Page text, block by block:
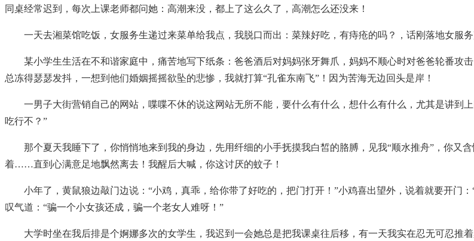
同桌经常迟到，每次上课老师都问她：高潮来没，都上了这么久了，高潮怎么还没来！
一天去湘菜馆吃饭，女服务生递过来菜单给我点，我脱口而出：菜辣好吃，有痔疮的吗？，话刚落地女服
某小学生生活在不和谐家庭中，痛苦地写下纸条：爸爸酒后对妈妈张牙舞爪，妈妈不顺心时对爸爸轮番攻
总冻得瑟瑟发抖，一想到他们婚姻摇摇欲坠的悲惨，我就打算“孔雀东南飞”！因为苦海无边回头是岸！
一男子大街营销自己的网站，喋喋不休的说这网站无所不能，要什么有什么，想什么有什么，尤其是讲到
吃行不？”
那个夏天我睡下了，你悄悄地来到我的身边，先用纤细的小手抚摸我白皙的胳膊，见我“顺水推舟”，你又
着……直到心满意足地飘然离去！我醒后大喊，你这讨厌的蚊子！
小年了，黄鼠狼边敲门边说：“小鸡，真乖，给你带了好吃的，把门打开！”小鸡喜出望外，说着就要开门
叹气道：“骗一个小女孩还成，骗一个老女人难呀！”
大学时坐在我后排是个婀娜多次的女学生，我迟到一会她总是把我课桌往后移，有一天我实在忍无可忍推